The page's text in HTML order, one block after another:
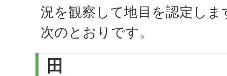
況を観察して地目を認定し
次のとおりです。
田